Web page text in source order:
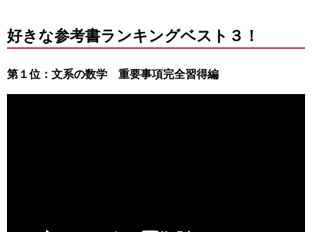
好きな参考書ランキングベスト３！
第１位：文系の数学 重要事項完全習得編